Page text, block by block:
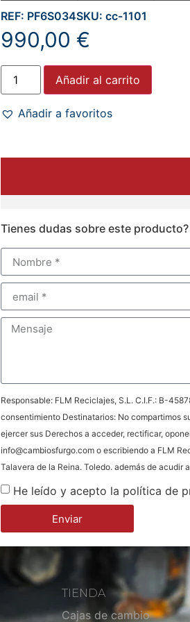
REF: PF6S034SKU: cc-1101
990,00 €
Añadir al carrito
Añadir a favoritos
Tienes dudas sobre este
Responsable: FLM Reciclajes, S.L. C.I.F.: B-
consentimiento Destinatarios: No compartimos
ejercer sus Derechos a acceder, rectificar,
info@cambiosfurgo.com o escribiendo a FLM
Talavera de la Reina. Toledo. además de acudir
He leído y acepto la política de
Enviar
TIENDA
Cajas de cambio